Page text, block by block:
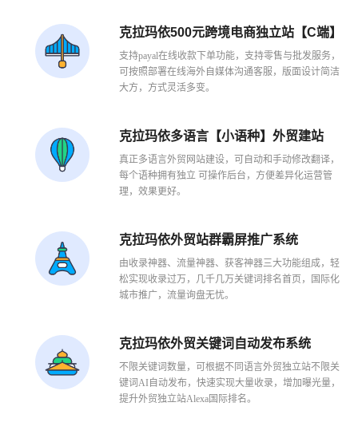
1 2 3
克拉玛依500元跨境电商独立站【C端】
支持payal在线收款下单功能，支持零售与批发服务，
可按照部署在线海外自媒体沟通客服，版面设计简洁
大方，方式灵活多变。
克拉玛依多语言【小语种】外贸建站
真正多语言外贸网站建设，可自动和手动修改翻译，
每个语种拥有独立 可操作后台，方便差异化运营管
理，效果更好。
克拉玛依外贸站群霸屏推广系统
由收录神器、流量神器、获客神器三大功能组成，轻
松实现收录过万，几千几万关键词排名首页，国际化
城市推广，流量询盘无忧。
克拉玛依外贸关键词自动发布系统
不限关键词数量，可根据不同语言外贸独立站不限关
键词AI自动发布，快速实现大量收录，增加曝光量，
提升外贸独立站Alexa国际排名。